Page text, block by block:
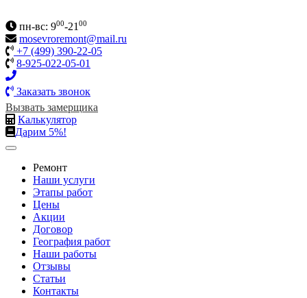
пн-вс: 900-21 00
mosevroremont@mail.ru
+7 (499) 390-22-05
8-925-022-05-01
Заказать звонок
Вызвать замерщика
Калькулятор
Дарим 5%!
Ремонт
Наши услуги
Этапы работ
Цены
Акции
Договор
География работ
Наши работы
Отзывы
Статьи
Контакты